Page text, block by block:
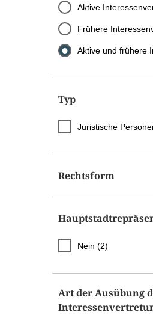
Aktive
Frühere
Aktive und frühere
Typ
Juristische
Rechtsform
Nein (2)
Art der Ausübung